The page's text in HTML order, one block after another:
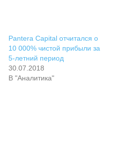
Pantera Capital отчитался о
10 000% чистой прибыли за
5-летний период
30.07.2018
В "Аналитика"